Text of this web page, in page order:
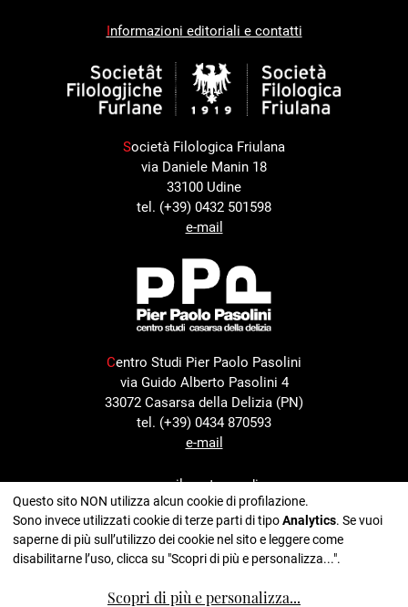
Informazioni editoriali e contatti
Società Filologica Friulana
via Daniele Manin 18
33100 Udine
tel. (+39) 0432 501598
e-mail
Centro Studi Pier Paolo Pasolini
via Guido Alberto Pasolini 4
33072 Casarsa della Delizia (PN)
tel. (+39) 0434 870593
e-mail
con il sostegno di
Questo sito NON utilizza alcun cookie di profilazione.
Sono invece utilizzati cookie di terze parti di tipoAnalytics. Se vuoi
saperne di più sull’utilizzo dei cookie nel sito e leggere come
disabilitarne l’uso, clicca su "Scopri di più e personalizza...".
Scopri di più e personalizza...